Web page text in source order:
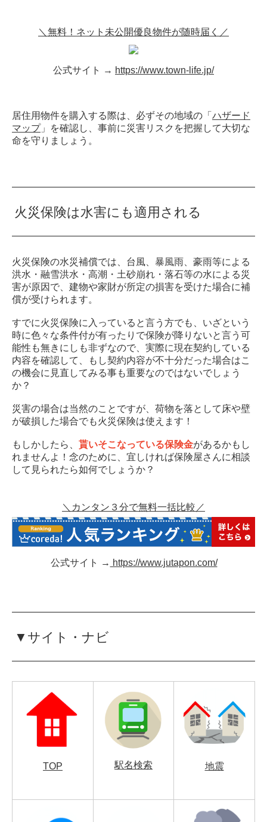
＼無料！ネット未公開優良物件が随時届く／
公式サイト → https://www.town-life.jp/
居住用物件を購入する際は、必ずその地域の「 ハザード
マップ」を確認し、事前に災害リスクを把握して大切な
命を守りましょう。
火災保険は水害にも適用される
火災保険の水災補償では、台風、暴風雨、豪雨等による
洪水・融雪洪水・高潮・土砂崩れ・落石等の水による災
害が原因で、建物や家財が所定の損害を受けた場合に補
償が受けられます。
すでに火災保険に入っていると言う方でも、いざという
時に色々な条件付が有ったりで保険が降りないと言う可
能性も無きにしも非ずなので、実際に現在契約している
内容を確認して、もし契約内容が不十分だった場合はこ
の機会に見直してみる事も重要なのではないでしょう
か？
災害の場合は当然のことですが、荷物を落として床や壁
が破損した場合でも火災保険は使えます！
もしかしたら、 貰いそこなっている保険金があるかもし
れませんよ！念のために、宜しければ保険屋さんに相談
して見られたら如何でしょうか？
＼カンタン３分で無料一括比較／
公式サイト → https://www.jutapon.com/
▼サイト・ナビ
TOP 駅名検索 地震